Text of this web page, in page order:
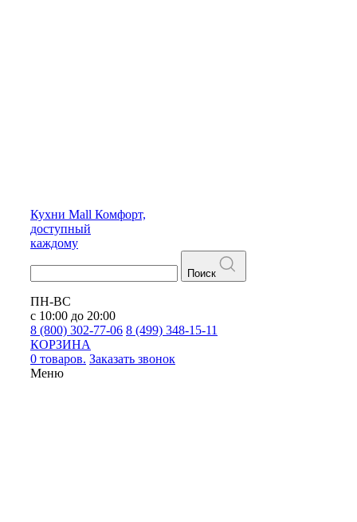
Кухни Mall Комфорт,
доступный
каждому
Поиск
ПН-ВС
с 10:00 до 20:00
8 (800) 302-77-06 8 (499) 348-15-11
КОРЗИНА
0 товаров. Заказать звонок
Меню